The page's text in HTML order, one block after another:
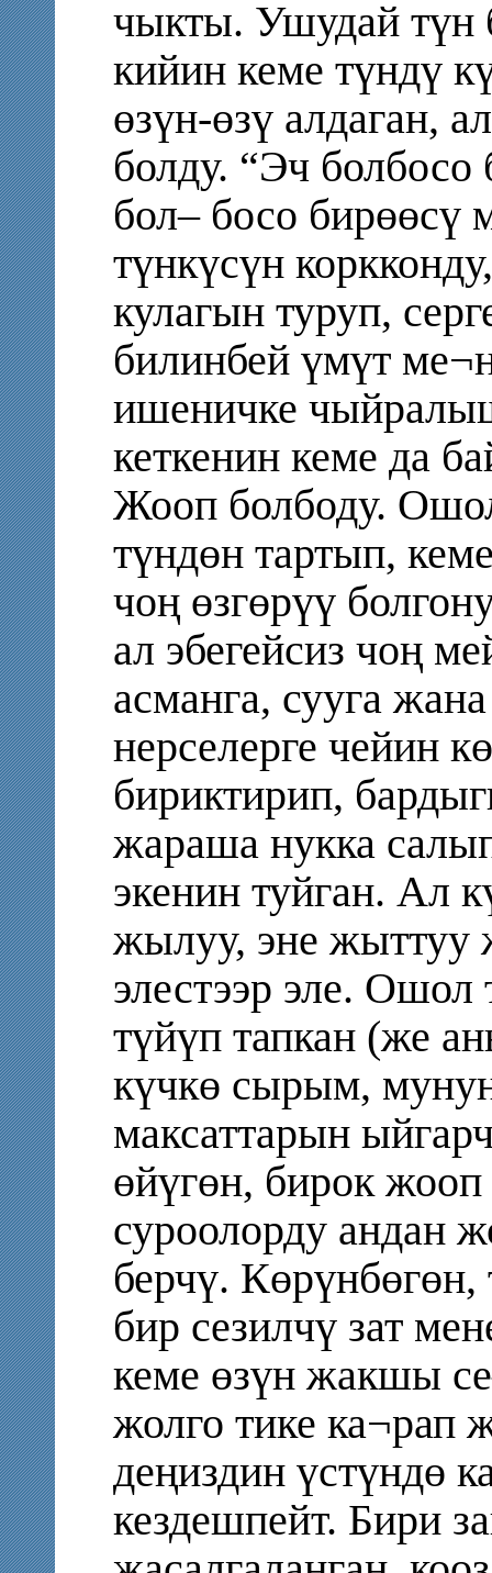
чыкты. Ушудай түн
кийин кеме түндү
өзүн-өзү алдаган,
болду. “Эч
бол– босо бирөөсү
түнкүсүн
кулагын туруп,
билинбей үмүт
ишеничке
кеткенин кеме да
Жооп болбоду.
түндөн тартып,
чоң өзгөрүү
ал эбегейсиз чоң
асманга, сууга
нерселерге чейин
бириктирип,
жараша нукка
экенин туйган. Ал
жылуу, эне жыттуу
элестээр эле. Ошол
түйүп тапкан (же
күчкө сырым,
максаттарын
өйүгөн, бирок жооп
суроолорду андан
берчү.
бир сезилчү зат
кеме өзүн жакшы
жолго тике ка¬рап
деңиздин үстүндө
кездешпейт. Бири